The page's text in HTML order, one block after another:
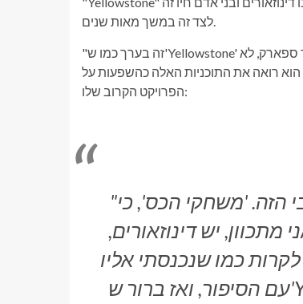
לצד זה במשך מאות שנים.
"זה בערך כמו ש'Yellowstone' פוגש את 'בית הדרקון' של הכס' ועם קצת 'מנדלוריאני' שהוכנס לשם", אמר ספארק, לא
רואה את התוכניות האלה כהשפעות על
הפרויקט הקרוב שלו:
"ברור ש'המנדלוריאן' הוא סגנון האקדוחן המערבי הזה. 'משחקי הכס', כי
יש דינוזאורים,
כמו שנכנסתי אליו
עם הסיפור, ואז ברור ש'Yellowstone' זה בשביל השלושה האלה שמגיעים